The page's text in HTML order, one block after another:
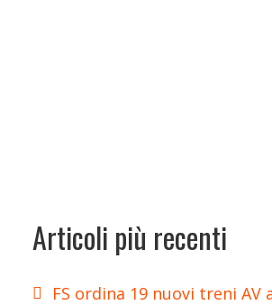
Articoli più recenti
FS ordina 19 nuovi treni AV